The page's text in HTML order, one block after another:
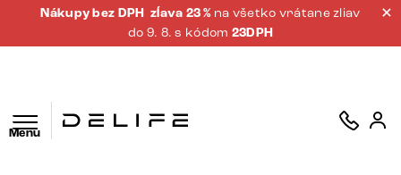
Nákupy bez DPH zĺava 23 % na všetko vrátane zliav
do 9. 8. s kódom 23DPH
Menu